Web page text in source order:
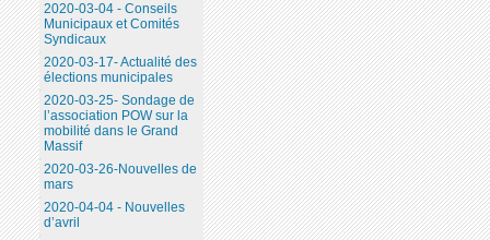
2020-03-04 - Conseils
Municipaux et Comités
Syndicaux
2020-03-17- Actualité des
élections municipales
2020-03-25- Sondage de
l’association POW sur la
mobilité dans le Grand
Massif
2020-03-26-Nouvelles de
mars
2020-04-04 - Nouvelles
d’avril